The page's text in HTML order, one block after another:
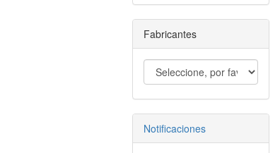
Fabricantes
Notificaciones